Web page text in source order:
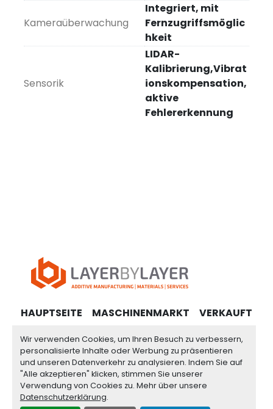
Wir verwenden Cookies, um Ihren Besuch zu verbessern,
personalisierte Inhalte oder Werbung zu präsentieren
und unseren Datenverkehr zu analysieren. Indem Sie auf
"Alle akzeptieren" klicken, stimmen Sie unserer
Verwendung von Cookies zu. Mehr über unsere
Datenschutzerklärung.
Kameraüberwachung
Integriert, mit
Fernzugriffsmöglic
hkeit
Sensorik
LIDAR-
Kalibrierung,Vibrat
ionskompensation,
aktive
Fehlererkennung
HAUPTSEITE MASCHINENMARKT
VERKAUFT
WEBSHOP
KONTAKT IMPRESSUM
AGB
DATENSCHUTZERKLÄRUNG
Cookie-Einstellungen